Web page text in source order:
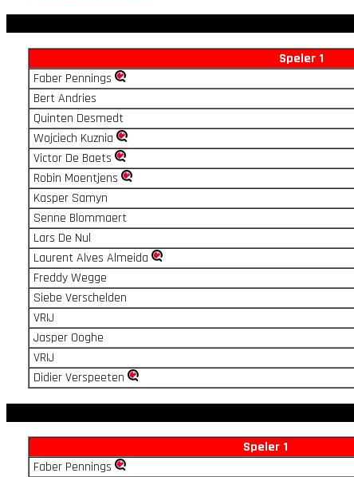
Speler 1
Faber Pennings
Bert Andries
Quinten Desmedt
Wojciech Kuznia
Victor De Baets
Robin Moentjens
Kasper Samyn
Senne Blommaert
Lars De Nul
Laurent Alves Almeida
Freddy Wegge
Siebe Verschelden
VRIJ
Jasper Ooghe
VRIJ
Didier Verspeeten
Speler 1
Faber Pennings